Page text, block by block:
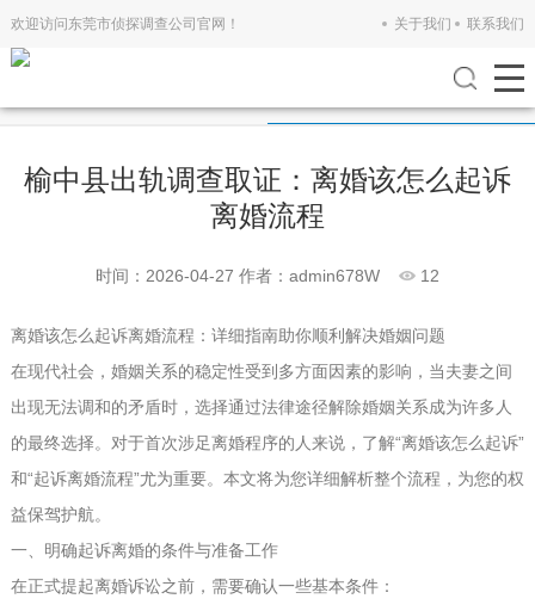
欢迎访问东莞市侦探调查公司官网！ 关于我们 联系我们
榆中县出轨调查取证：离婚该怎么起诉
离婚流程
时间：2026-04-27 作者：admin678W 12
离婚该怎么起诉离婚流程：详细指南助你顺利解决婚姻问题
在现代社会，婚姻关系的稳定性受到多方面因素的影响，当夫妻之间
出现无法调和的矛盾时，选择通过法律途径解除婚姻关系成为许多人
的最终选择。对于首次涉足离婚程序的人来说，了解“离婚该怎么起诉”
和“起诉离婚流程”尤为重要。本文将为您详细解析整个流程，为您的权
益保驾护航。
一、明确起诉离婚的条件与准备工作
在正式提起离婚诉讼之前，需要确认一些基本条件：